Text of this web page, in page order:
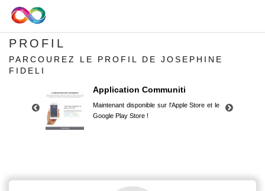
PROFIL
PARCOUREZ LE PROFIL DE JOSEPHINE
FIDELI
Application Communiti
Maintenant disponible sur l'Apple Store et le
Google Play Store !
Google Play Store !